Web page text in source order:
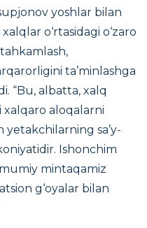
yoshlar bilan
o‘rtasidagi o‘zaro
ta’minlashga
“Bu, albatta, xalq
xalqaro aloqalarni
sa’y-
Ishonchim
mintaqamiz
g‘oyalar bilan